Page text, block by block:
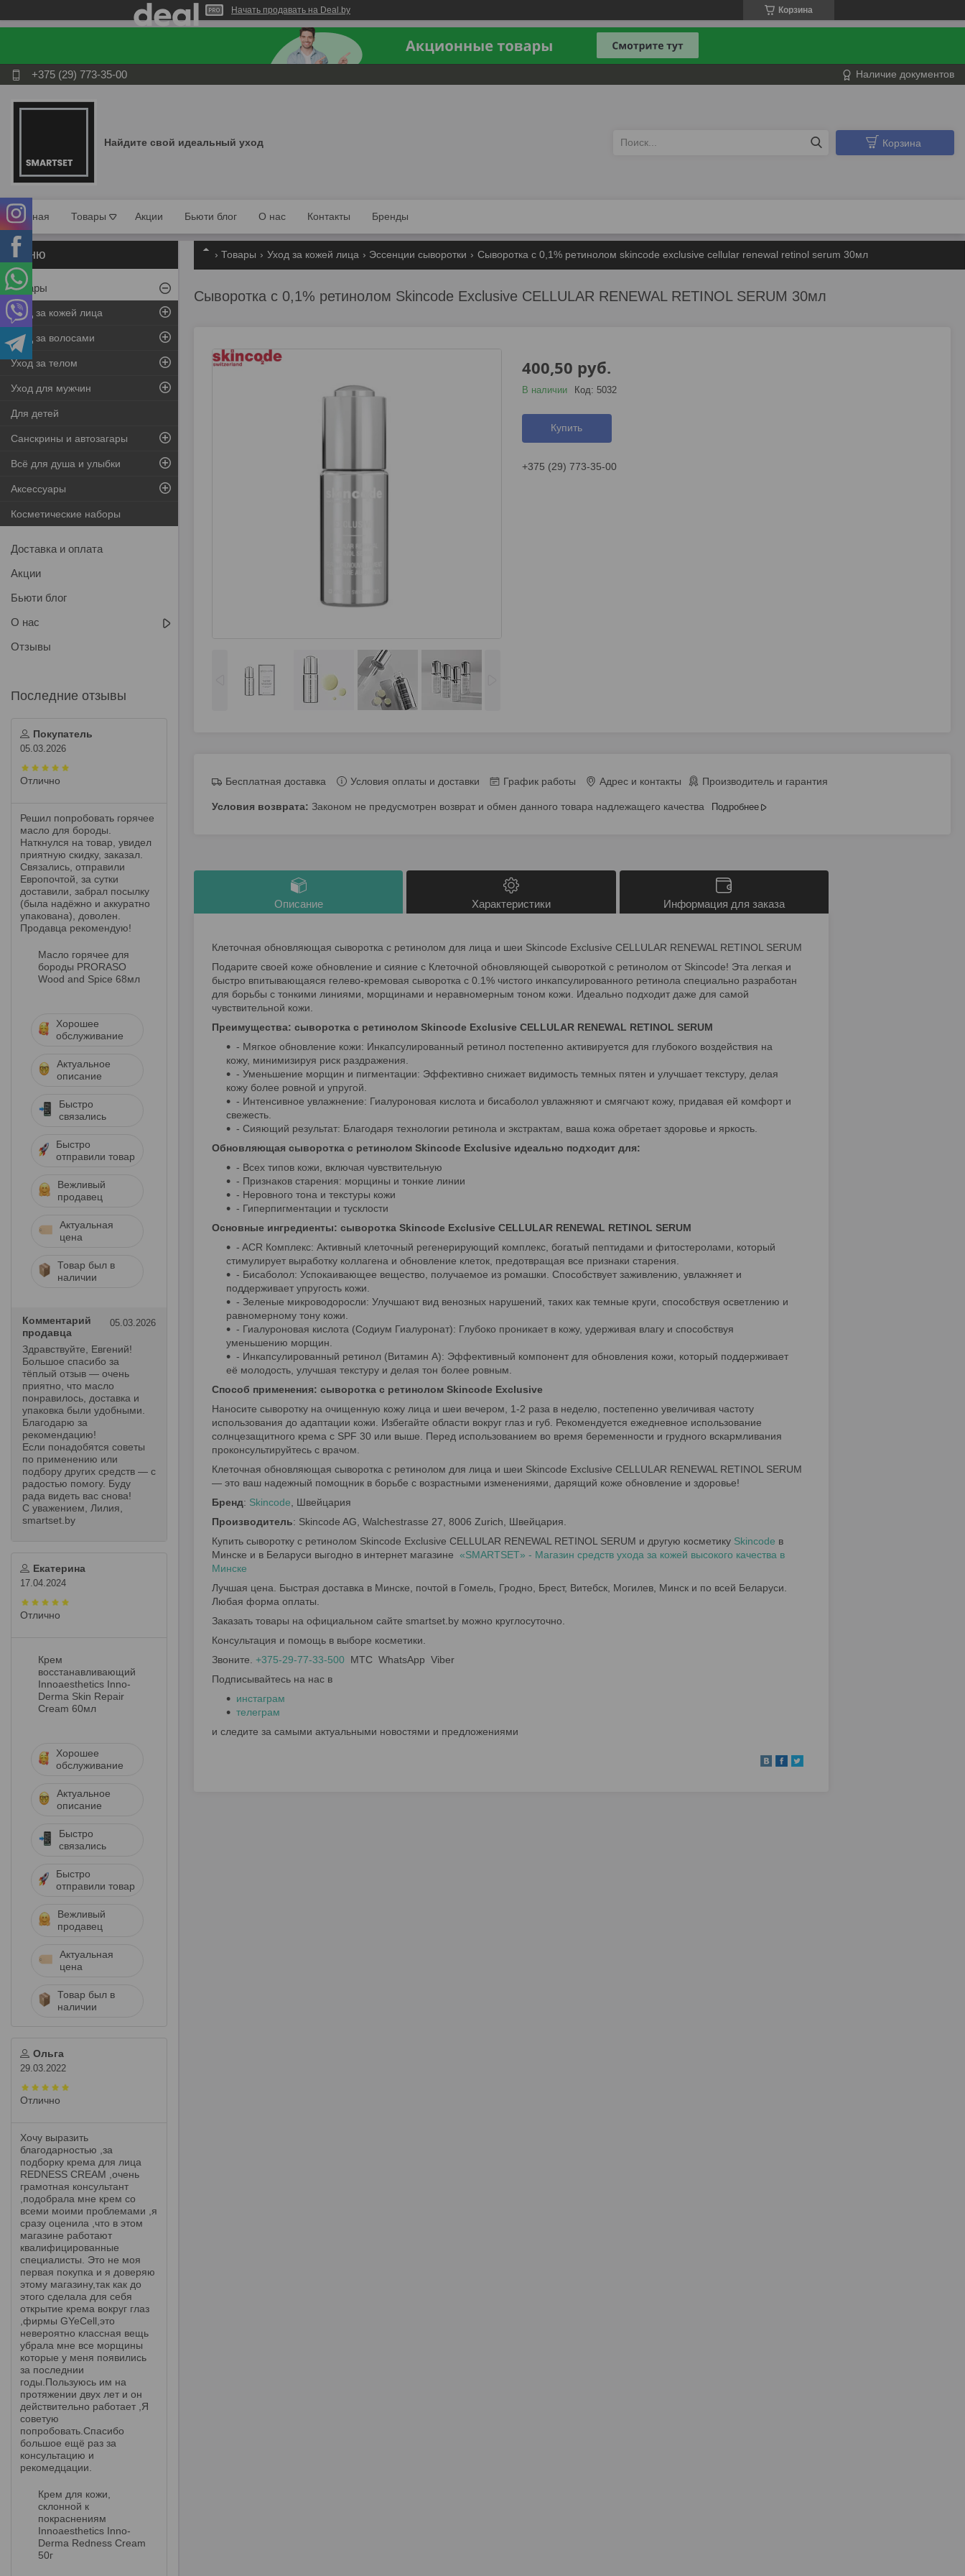
Начать продавать на Deal.by Корзина
+375 (29) 773-35-00 Наличие документов
Найдите свой идеальный уход Корзина
Главная Товары Акции Бьюти блог О нас Контакты Бренды
Товары Уход за кожей лица Эссенции сыворотки Сыворотка с 0,1% ретинолом skincode exclusive cellular renewal retinol serum 30мл
Сыворотка с 0,1% ретинолом Skincode Exclusive CELLULAR RENEWAL RETINOL SERUM 30мл
400,50 руб.
В наличии Код: 5032
Купить
+375 (29) 773-35-00
Бесплатная доставка Условия оплаты и доставки График работы Адрес и контакты Производитель и гарантия
Законом не предусмотрен возврат и обмен данного товара надлежащего качества Подробнее
Описание Характеристики Информация для заказа
Клеточная обновляющая сыворотка с ретинолом для лица и шеи Skincode Exclusive CELLULAR RENEWAL RETINOL SERUM
Подарите своей коже обновление и сияние с Клеточной обновляющей сывороткой с ретинолом от Skincode! Эта легкая и
быстро впитывающаяся гелево-кремовая сыворотка с 0.1% чистого инкапсулированного ретинола специально разработан
для борьбы с тонкими линиями, морщинами и неравномерным тоном кожи. Идеально подходит даже для самой
чувствительной кожи.
Преимущества: сыворотка с ретинолом Skincode Exclusive CELLULAR RENEWAL RETINOL SERUM
- Мягкое обновление кожи: Инкапсулированный ретинол постепенно активируется для глубокого воздействия на
кожу, минимизируя риск раздражения.
- Уменьшение морщин и пигментации: Эффективно снижает видимость темных пятен и улучшает текстуру, делая
кожу более ровной и упругой.
- Интенсивное увлажнение: Гиалуроновая кислота и бисаболол увлажняют и смягчают кожу, придавая ей комфорт и
свежесть.
- Сияющий результат: Благодаря технологии ретинола и экстрактам, ваша кожа обретает здоровье и яркость.
Обновляющая сыворотка с ретинолом Skincode Exclusive идеально подходит для:
- Всех типов кожи, включая чувствительную
- Признаков старения: морщины и тонкие линии
- Неровного тона и текстуры кожи
- Гиперпигментации и тусклости
Основные ингредиенты: сыворотка Skincode Exclusive CELLULAR RENEWAL RETINOL SERUM
- ACR Комплекс: Активный клеточный регенерирующий комплекс, богатый пептидами и фитостеролами, который
стимулирует выработку коллагена и обновление клеток, предотвращая все признаки старения.
- Бисаболол: Успокаивающее вещество, получаемое из ромашки. Способствует заживлению, увлажняет и
поддерживает упругость кожи.
- Зеленые микроводоросли: Улучшают вид венозных нарушений, таких как темные круги, способствуя осветлению и
равномерному тону кожи.
- Гиалуроновая кислота (Содиум Гиалуронат): Глубоко проникает в кожу, удерживая влагу и способствуя
уменьшению морщин.
- Инкапсулированный ретинол (Витамин A): Эффективный компонент для обновления кожи, который поддерживает
её молодость, улучшая текстуру и делая тон более ровным.
Способ применения: сыворотка с ретинолом Skincode Exclusive
Наносите сыворотку на очищенную кожу лица и шеи вечером, 1-2 раза в неделю, постепенно увеличивая частоту
использования до адаптации кожи. Избегайте области вокруг глаз и губ. Рекомендуется ежедневное использование
солнцезащитного крема с SPF 30 или выше. Перед использованием во время беременности и грудного вскармливания
проконсультируйтесь с врачом.
Клеточная обновляющая сыворотка с ретинолом для лица и шеи Skincode Exclusive CELLULAR RENEWAL RETINOL SERUM
— это ваш надежный помощник в борьбе с возрастными изменениями, дарящий коже обновление и здоровье!
Бренд: Skincode, Швейцария
Производитель: Skincode AG, Walchestrasse 27, 8006 Zurich, Швейцария.
Купить сыворотку с ретинолом Skincode Exclusive CELLULAR RENEWAL RETINOL SERUM и другую косметику Skincode в
Минске и в Беларуси выгодно в интернет магазине «SMARTSET» - Магазин средств ухода за кожей высокого качества в
Минске
Лучшая цена. Быстрая доставка в Минске, почтой в Гомель, Гродно, Брест, Витебск, Могилев, Минск и по всей Беларуси.
Любая форма оплаты.
Заказать товары на официальном сайте smartset.by можно круглосуточно.
Консультация и помощь в выборе косметики.
Звоните. +375-29-77-33-500 МТС WhatsApp Viber
Подписывайтесь на нас в
инстаграм
телеграм
и следите за самыми актуальными новостями и предложениями
Товары
Уход за кожей лица
Уход за волосами
Уход за телом
Уход для мужчин
Для детей
Санскрины и автозагары
Всё для душа и улыбки
Аксессуары
Косметические наборы
Доставка и оплата
Акции
Бьюти блог
О нас
Отзывы
Покупатель
05.03.2026
Отлично
Решил попробовать горячее
масло для бороды.
Наткнулся на товар, увидел
приятную скидку, заказал.
Связались, отправили
Европочтой, за сутки
доставили, забрал посылку
(была надёжно и аккуратно
упакована), доволен.
Продавца рекомендую!
Масло горячее для
бороды PRORASO
Wood and Spice 68мл
Хорошее
обслуживание
Актуальное
описание
Быстро
связались
Быстро
отправили товар
Вежливый
продавец
Актуальная
цена
Товар был в
наличии
Комментарий
продавца
05.03.2026
Здравствуйте, Евгений!
Большое спасибо за
тёплый отзыв — очень
приятно, что масло
понравилось, доставка и
упаковка были удобными.
Благодарю за
рекомендацию!
Если понадобятся советы
по применению или
подбору других средств — с
радостью помогу. Буду
рада видеть вас снова!
С уважением, Лилия,
smartset.by
Екатерина
17.04.2024
Отлично
Крем
восстанавливающий
Innoaesthetics Inno-
Derma Skin Repair
Cream 60мл
Хорошее
обслуживание
Актуальное
описание
Быстро
связались
Быстро
отправили товар
Вежливый
продавец
Актуальная
цена
Товар был в
наличии
Ольга
29.03.2022
Отлично
Хочу выразить
благодарностью ,за
подборку крема для лица
REDNESS CREAM ,очень
грамотная консультант
,подобрала мне крем со
всеми моими проблемами ,я
сразу оценила ,что в этом
магазине работают
квалифицированные
специалисты. Это не моя
первая покупка и я доверяю
этому магазину,так как до
этого сделала для себя
открытие крема вокруг глаз
,фирмы GYeCell,это
невероятно классная вещь
убрала мне все морщины
которые у меня появились
за последнии
годы.Пользуюсь им на
протяжении двух лет и он
действительно работает ,Я
советую
попробовать.Спасибо
большое ещё раз за
консультацию и
рекомедцации.
Крем для кожи,
склонной к
покраснениям
Innoaesthetics Inno-
Derma Redness Cream
50г